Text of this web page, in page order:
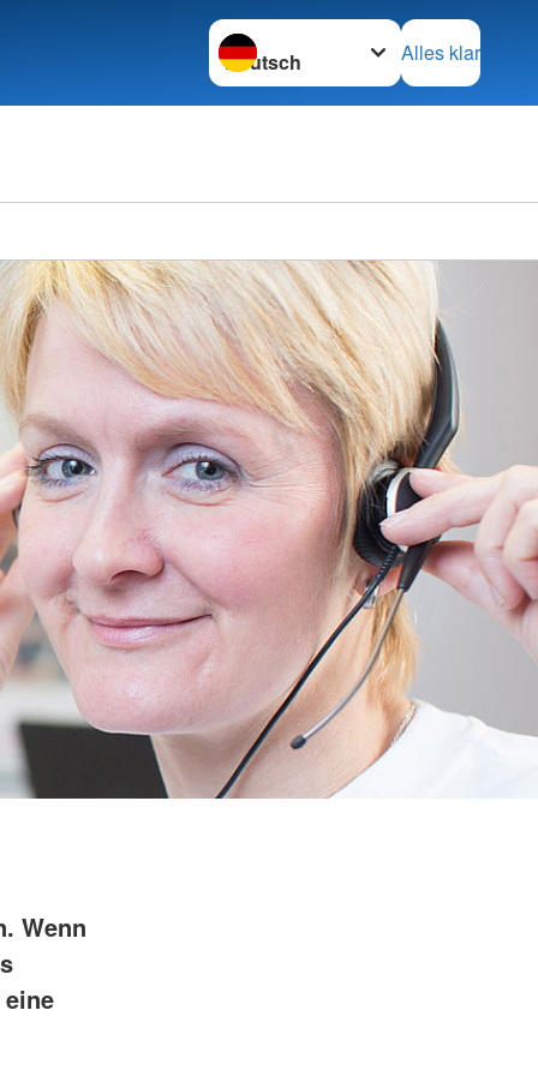
Sprache wechseln zu
Alles klar
Calw
Wenn